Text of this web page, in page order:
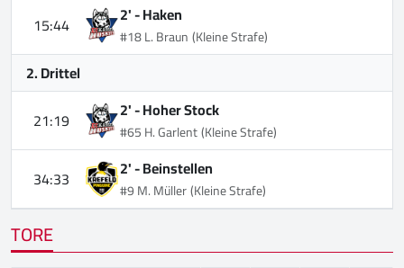
15:44 2' -Haken
#18 L. Braun(Kleine Strafe)
2. Drittel
21:19
2' -Hoher Stock
#65 H. Garlent(Kleine Strafe)
34:33 2' -Beinstellen
#9 M. Müller(Kleine Strafe)
TORE